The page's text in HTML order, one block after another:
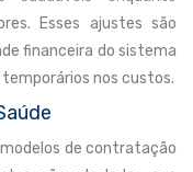
Esses ajustes são
financeira do sistema
nos custos.
de contratação